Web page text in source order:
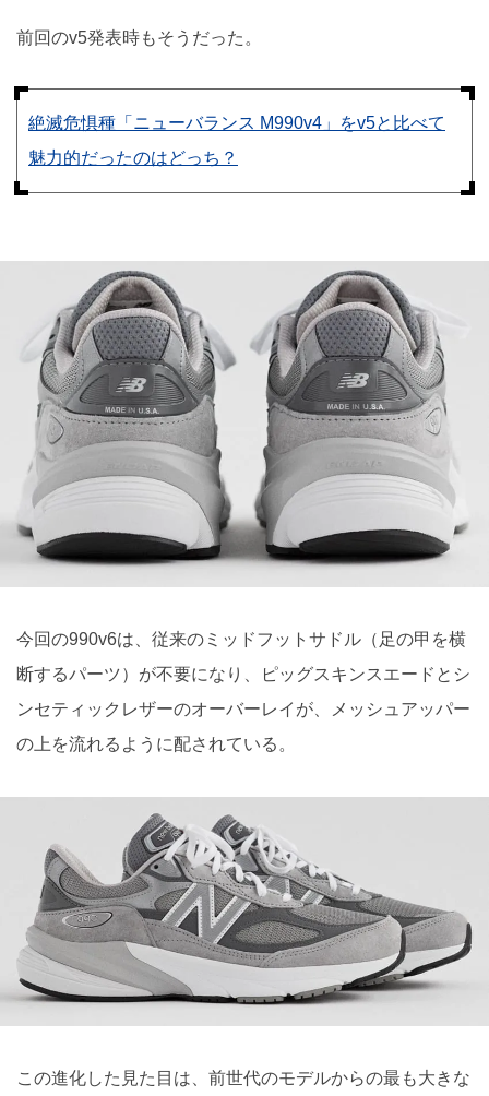
前回のv5発表時もそうだった。
絶滅危惧種「ニューバランス M990v4」をv5と比べて
魅力的だったのはどっち？
今回の990v6は、従来のミッドフットサドル（足の甲を横
断するパーツ）が不要になり、ピッグスキンスエードとシ
ンセティックレザーのオーバーレイが、メッシュアッパー
の上を流れるように配されている。
この進化した見た目は、前世代のモデルからの最も大きな